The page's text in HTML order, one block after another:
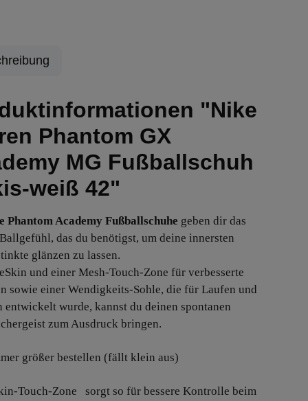
"Nike
Phantom GX
MG Fußballschuh
weiß 42"
Phantom Academy Fußballschuhe geben dir das
das du benötigst, um deine innersten
glänzen zu lassen.
und einer Mesh-Touch-Zone für verbesserte
sowie einer Wendigkeits-Sohle, die für Laufen und
entwickelt wurde, kannst du deinen spontanen
zum Ausdruck bringen.
größer bestellen (fällt klein aus)
Touch-Zone sorgt so für bessere Kontrolle beim